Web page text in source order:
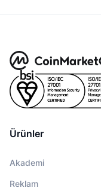
Ürünler
Akademi
Reklam